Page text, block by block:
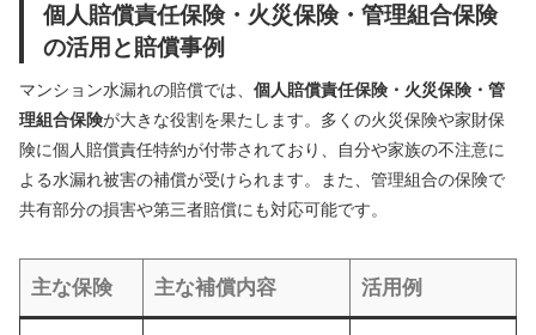
個人賠償責任保険・火災保険・管理組合保険
の活用と賠償事例
マンション水漏れの賠償では、 個人賠償責任保険・火災保険・管
理組合保険が大きな役割を果たします。多くの火災保険や家財保
険に個人賠償責任特約が付帯されており、自分や家族の不注意に
よる水漏れ被害の補償が受けられます。また、管理組合の保険で
共有部分の損害や第三者賠償にも対応可能です。
主な保険 主な補償内容 活用例